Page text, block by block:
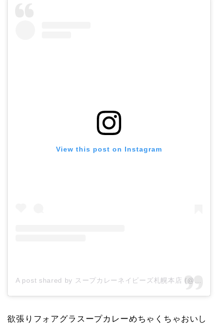
View this post on Instagram
A post shared by スープカレーネイビーズ札幌本店 (@navys.soupcurry.sapporo)
欲張りフォアグラスープカレーめちゃくちゃおいし